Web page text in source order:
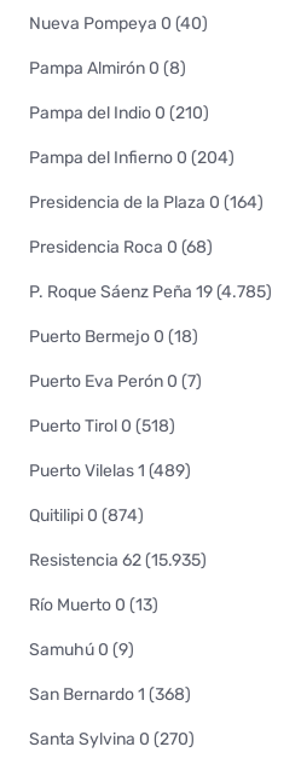
Nueva Pompeya 0 (40)
Pampa Almirón 0 (8)
Pampa del Indio 0 (210)
Pampa del Infierno 0 (204)
Presidencia de la Plaza 0 (164)
Presidencia Roca 0 (68)
P. Roque Sáenz Peña 19 (4.785)
Puerto Bermejo 0 (18)
Puerto Eva Perón 0 (7)
Puerto Tirol 0 (518)
Puerto Vilelas 1 (489)
Quitilipi 0 (874)
Resistencia 62 (15.935)
Río Muerto 0 (13)
Samuhú 0 (9)
San Bernardo 1 (368)
Santa Sylvina 0 (270)